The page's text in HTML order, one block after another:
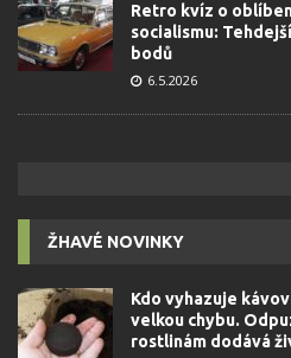
Retro kvíz o
socialismu:
bodů
6.5.2026
ŽHAVÉ NOVINKY
Kdo vyhazuje
velkou chybu.
rostlinám dodává